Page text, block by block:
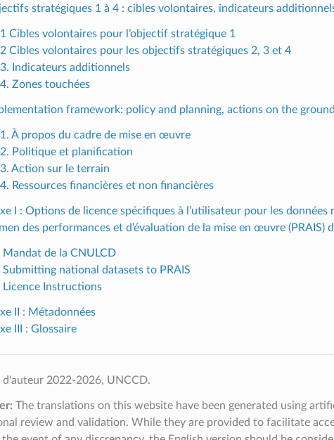
stratégiques 1 à 4 : cibles volontaires, indicateurs
Cibles volontaires pour l’objectif stratégique 1
Cibles volontaires pour les objectifs stratégiques 2, 3 et 4
Indicateurs additionnels
Zones touchées
framework: policy and planning, actions on the
À propos du cadre de mise en œuvre
Politique et planification
Action sur le terrain
Ressources financières et non financières
I : Options de licence spécifiques à l’utilisateur pour les données
des performances et d’évaluation de la mise en œuvre (PRAIS)
Mandat de la CNULCD
Submitting national datasets to PRAIS
Licence Instructions
II : Métadonnées
III : Glossaire
2022-2026, UNCCD.
The translations on this website have been generated using
review and validation. While they are provided to facilitate